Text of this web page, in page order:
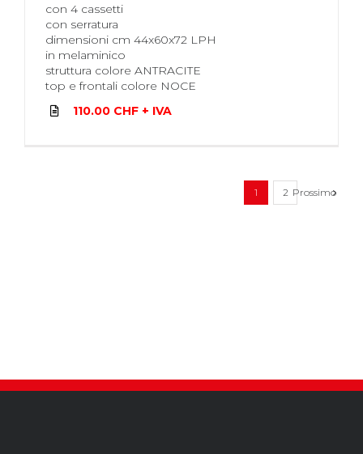
con 4 cassetti
con serratura
dimensioni cm 44x60x72 LPH
in melaminico
struttura colore ANTRACITE
top e frontali colore NOCE
110.00 CHF + IVA
1 2 Prossimo